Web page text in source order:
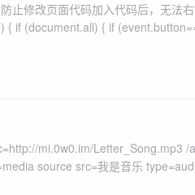
止修改页面代码加入代码后，无法
{ if (document.all) { if
方法二： video controls= autoplay= name=media source src=我是音